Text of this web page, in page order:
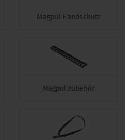
Magpul Handschutz
Magpul Zubehör